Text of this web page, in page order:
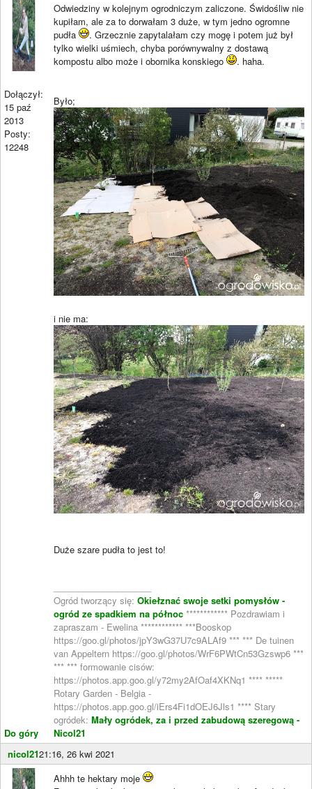
Dołączył:
15 paź
2013
Posty:
12248
Do góry
Odwiedziny w kolejnym ogrodniczym zaliczone. Świdośliw nie
kupiłam, ale za to dorwałam 3 duże, w tym jedno ogromne
pudła
. Grzecznie zapytalałam czy mogę i potem już był
tylko wielki uśmiech, chyba porównywalny z dostawą
kompostu albo może i obornika konskiego
. haha.
Było;
i nie ma:
Duże szare pudła to jest to!
Ogród tworzący się: Okiełznać swoje setki pomysłów -
ogród ze spadkiem na północ ************ Pozdrawiam i
zapraszam - Ewelina ************ ***Booskop
https://goo.gl/photos/jpY3wG37U7c9ALAf9 *** *** De tuinen
van Appeltern https://goo.gl/photos/WrF6PWtCn53Gzswp6 ***
*** *** formowanie cisów:
https://photos.app.goo.gl/y72my2AfOaf4XKNq1 **** *****
Rotary Garden - Belgia -
https://photos.app.goo.gl/iErs4Fi1dOEJ6Jls1 **** Stary
ogródek: Mały ogródek, za i przed zabudową szeregową -
Nicol21
nicol2121:16, 26 kwi 2021
Ahhh te hektary moje